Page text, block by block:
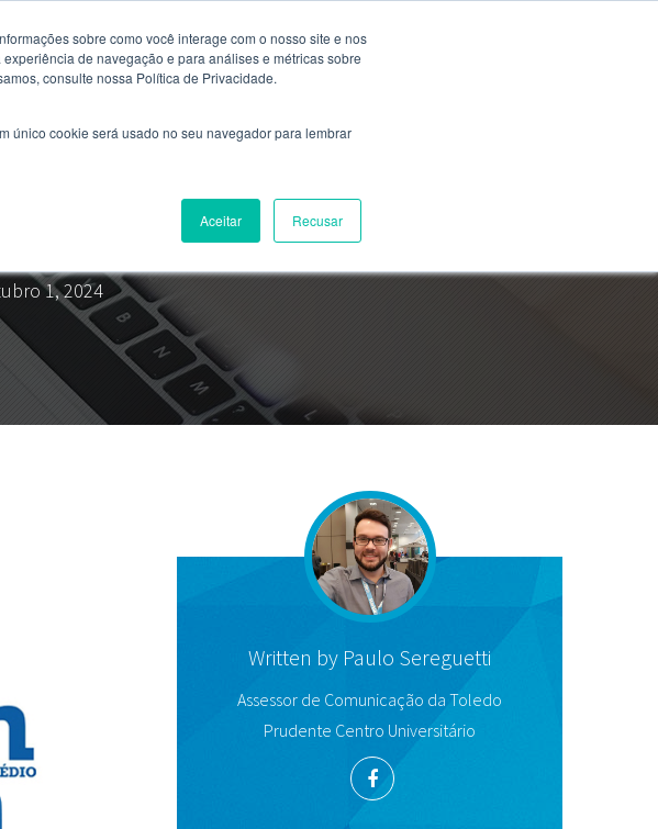
sobre como você interage com o nosso site e nos
de navegação e para análises e métricas sobre
consulte nossa Política de Privacidade.
único cookie será usado no seu navegador para lembrar
Aceitar Recusar
em um só lugar!
1, 2024
Written by Paulo Sereguetti
Assessor de Comunicação da Toledo
Prudente Centro Universitário